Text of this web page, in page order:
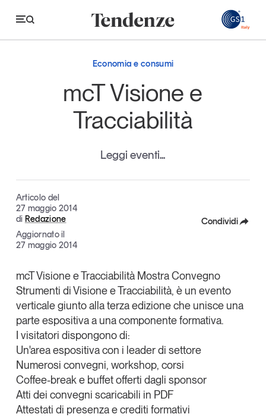
Tendenze
Economia e consumi
Retail e brand
Sostenibilità
Grandi temi
Articoli
Opinioni
Dossier
Il Numero
Interviste
Comunicati stampa
Video
Podcast
Tutti gli studi e le ricerche
Economia e consumi
mcT Visione e
Tracciabilità
Leggi eventi...
Articolo del
27 maggio 2014
di Redazione
Aggiornato il
27 maggio 2014
Condividi
Linkedin
Copia Link
mcT Visione e Tracciabilità Mostra Convegno
Strumenti di Visione e Tracciabilità, è un evento
verticale giunto alla terza edizione che unisce una
parte espositiva a una componente formativa.
I visitatori dispongono di:
Un'area espositiva con i leader di settore
Numerosi convegni, workshop, corsi
Coffee-break e buffet offerti dagli sponsor
Atti dei convegni scaricabili in PDF
Attestati di presenza e crediti formativi